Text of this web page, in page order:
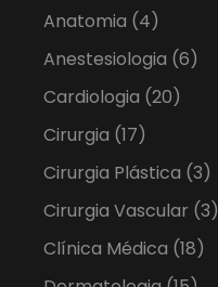
Anatomia (4)
Anestesiologia (6)
Cardiologia (20)
Cirurgia (17)
Cirurgia Plástica (3)
Cirurgia Vascular (3)
Clínica Médica (18)